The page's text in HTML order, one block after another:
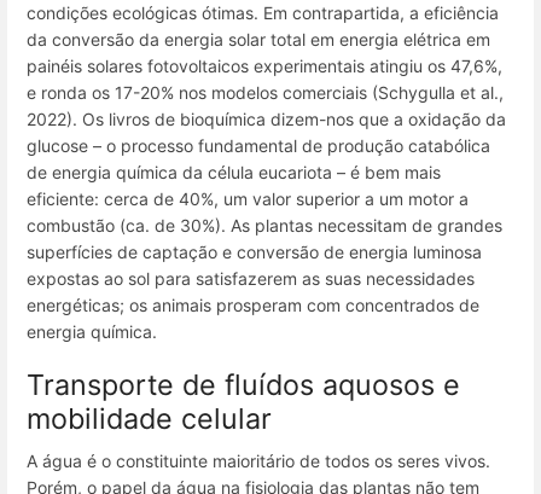
condições ecológicas ótimas. Em contrapartida, a eficiência
da conversão da energia solar total em energia elétrica em
painéis solares fotovoltaicos experimentais atingiu os 47,6%,
e ronda os 17-20% nos modelos comerciais (Schygulla et al.,
2022). Os livros de bioquímica dizem-nos que a oxidação da
glucose – o processo fundamental de produção catabólica
de energia química da célula eucariota – é bem mais
eficiente: cerca de 40%, um valor superior a um motor a
combustão (ca. de 30%). As plantas necessitam de grandes
superfícies de captação e conversão de energia luminosa
expostas ao sol para satisfazerem as suas necessidades
energéticas; os animais prosperam com concentrados de
energia química.
Transporte de fluídos aquosos e
mobilidade celular
A água é o constituinte maioritário de todos os seres vivos.
Porém, o papel da água na fisiologia das plantas não tem